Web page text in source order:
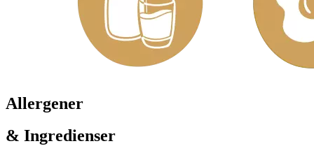
Allergener
& Ingredienser